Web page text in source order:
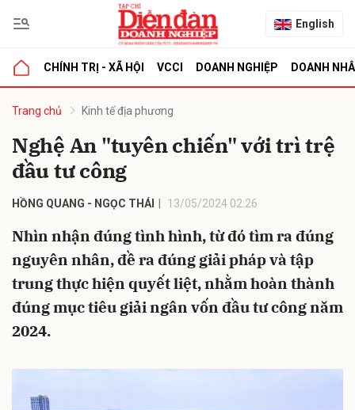
English
CHÍNH TRỊ - XÃ HỘI VCCI DOANH NGHIỆP DOANH
Trang chủ Kinh tế địa phương
Nghệ An "tuyên chiến" với trì trệ
đầu tư công
HỒNG QUANG - NGỌC THÁI 13/05/2024 02:26
Nhìn nhận đúng tình hình, từ đó tìm ra đúng
nguyên nhân, đề ra đúng giải pháp và tập
trung thực hiện quyết liệt, nhằm hoàn thành
đúng mục tiêu giải ngân vốn đầu tư công năm
2024.
luận
Hủy